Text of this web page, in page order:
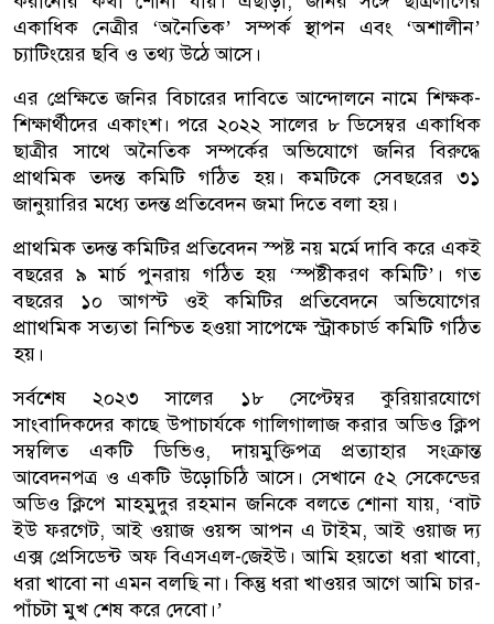
একাধিক নেত্রীর ‘অনৈতিক’ সম্পর্ক স্থাপন এবং ‘অশালীন’
চ্যাটিংয়ের ছবি ও তথ্য উঠে আসে।
এর প্রেক্ষিতে জনির বিচারের দাবিতে আন্দোলনে নামে শিক্ষক-
শিক্ষার্থীদের একাংশ। পরে ২০২২ সালের ৮ ডিসেম্বর একাধিক
ছাত্রীর সাথে অনৈতিক সম্পর্কের অভিযোগে জনির বিরুদ্ধে
প্রাথমিক তদন্ত কমিটি গঠিত হয়। কমটিকে সেবছরের ৩১
জানুয়ারির মধ্যে তদন্ত প্রতিবেদন জমা দিতে বলা হয়।
প্রাথমিক তদন্ত কমিটির প্রতিবেদন স্পষ্ট নয় মর্মে দাবি করে একই
বছরের ৯ মার্চ পুনরায় গঠিত হয় ‘স্পষ্টীকরণ কমিটি’। গত
বছরের ১০ আগস্ট ওই কমিটির প্রতিবেদনে অভিযোগের
প্রাাথমিক সত্যতা নিশ্চিত হওয়া সাপেক্ষে স্ট্রাকচার্ড কমিটি গঠিত
হয়।
সর্বশেষ ২০২৩ সালের ১৮ সেপ্টেম্বর কুরিয়ারযোগে
সাংবাদিকদের কাছে উপাচার্যকে গালিগালাজ করার অডিও ক্লিপ
সম্বলিত একটি ডিভিও, দায়মুক্তিপত্র প্রত্যাহার সংক্রান্ত
আবেদনপত্র ও একটি উড়োচিঠি আসে। সেখানে ৫২ সেকেন্ডের
অডিও ক্লিপে মাহমুদুর রহমান জনিকে বলতে শোনা যায়, ‘বাট
ইউ ফরগেট, আই ওয়াজ ওয়ন্স আপন এ টাইম, আই ওয়াজ দ্য
এক্স প্রেসিডেন্ট অফ বিএসএল-জেইউ। আমি হয়তো ধরা খাবো,
ধরা খাবো না এমন বলছি না। কিন্তু ধরা খাওয়র আগে আমি চার-
পাঁচটা মুখ শেষ করে দেবো।’